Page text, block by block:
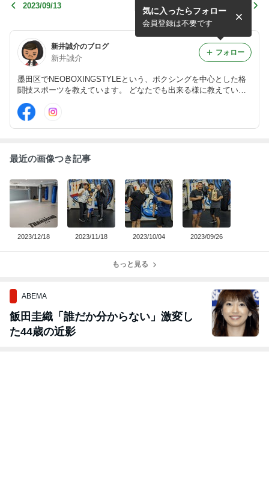
2023/09/13
新井誠介のブログ
新井誠介
墨田区でNEOBOXINGSTYLEという、ボクシングを中心とした格
闘技スポーツを教えています。 どなたでも出来る様に教えていま
す！ 柔術とキックも始めました！ 気になる方は気軽にコメントお
待ちしております(^^) http://n-bstyle.com
気に入ったらフォロー
会員登録は不要です
フォロー
最近の画像つき記事
2023/12/18 2023/11/18 2023/10/04 2023/09/26
もっと見る
ABEMA
飯田圭織「誰だか分からない」激変し
た44歳の近影